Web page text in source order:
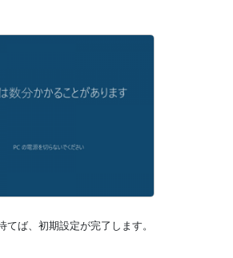
てば、初期設定が完了します。